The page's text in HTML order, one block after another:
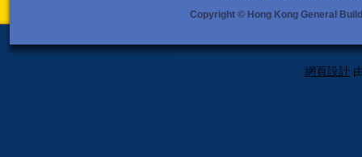
Copyright © Hong Kong General
網頁設計